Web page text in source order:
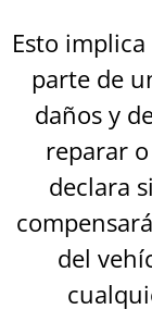
Esto
parte de
daños y
reparar
declara
del